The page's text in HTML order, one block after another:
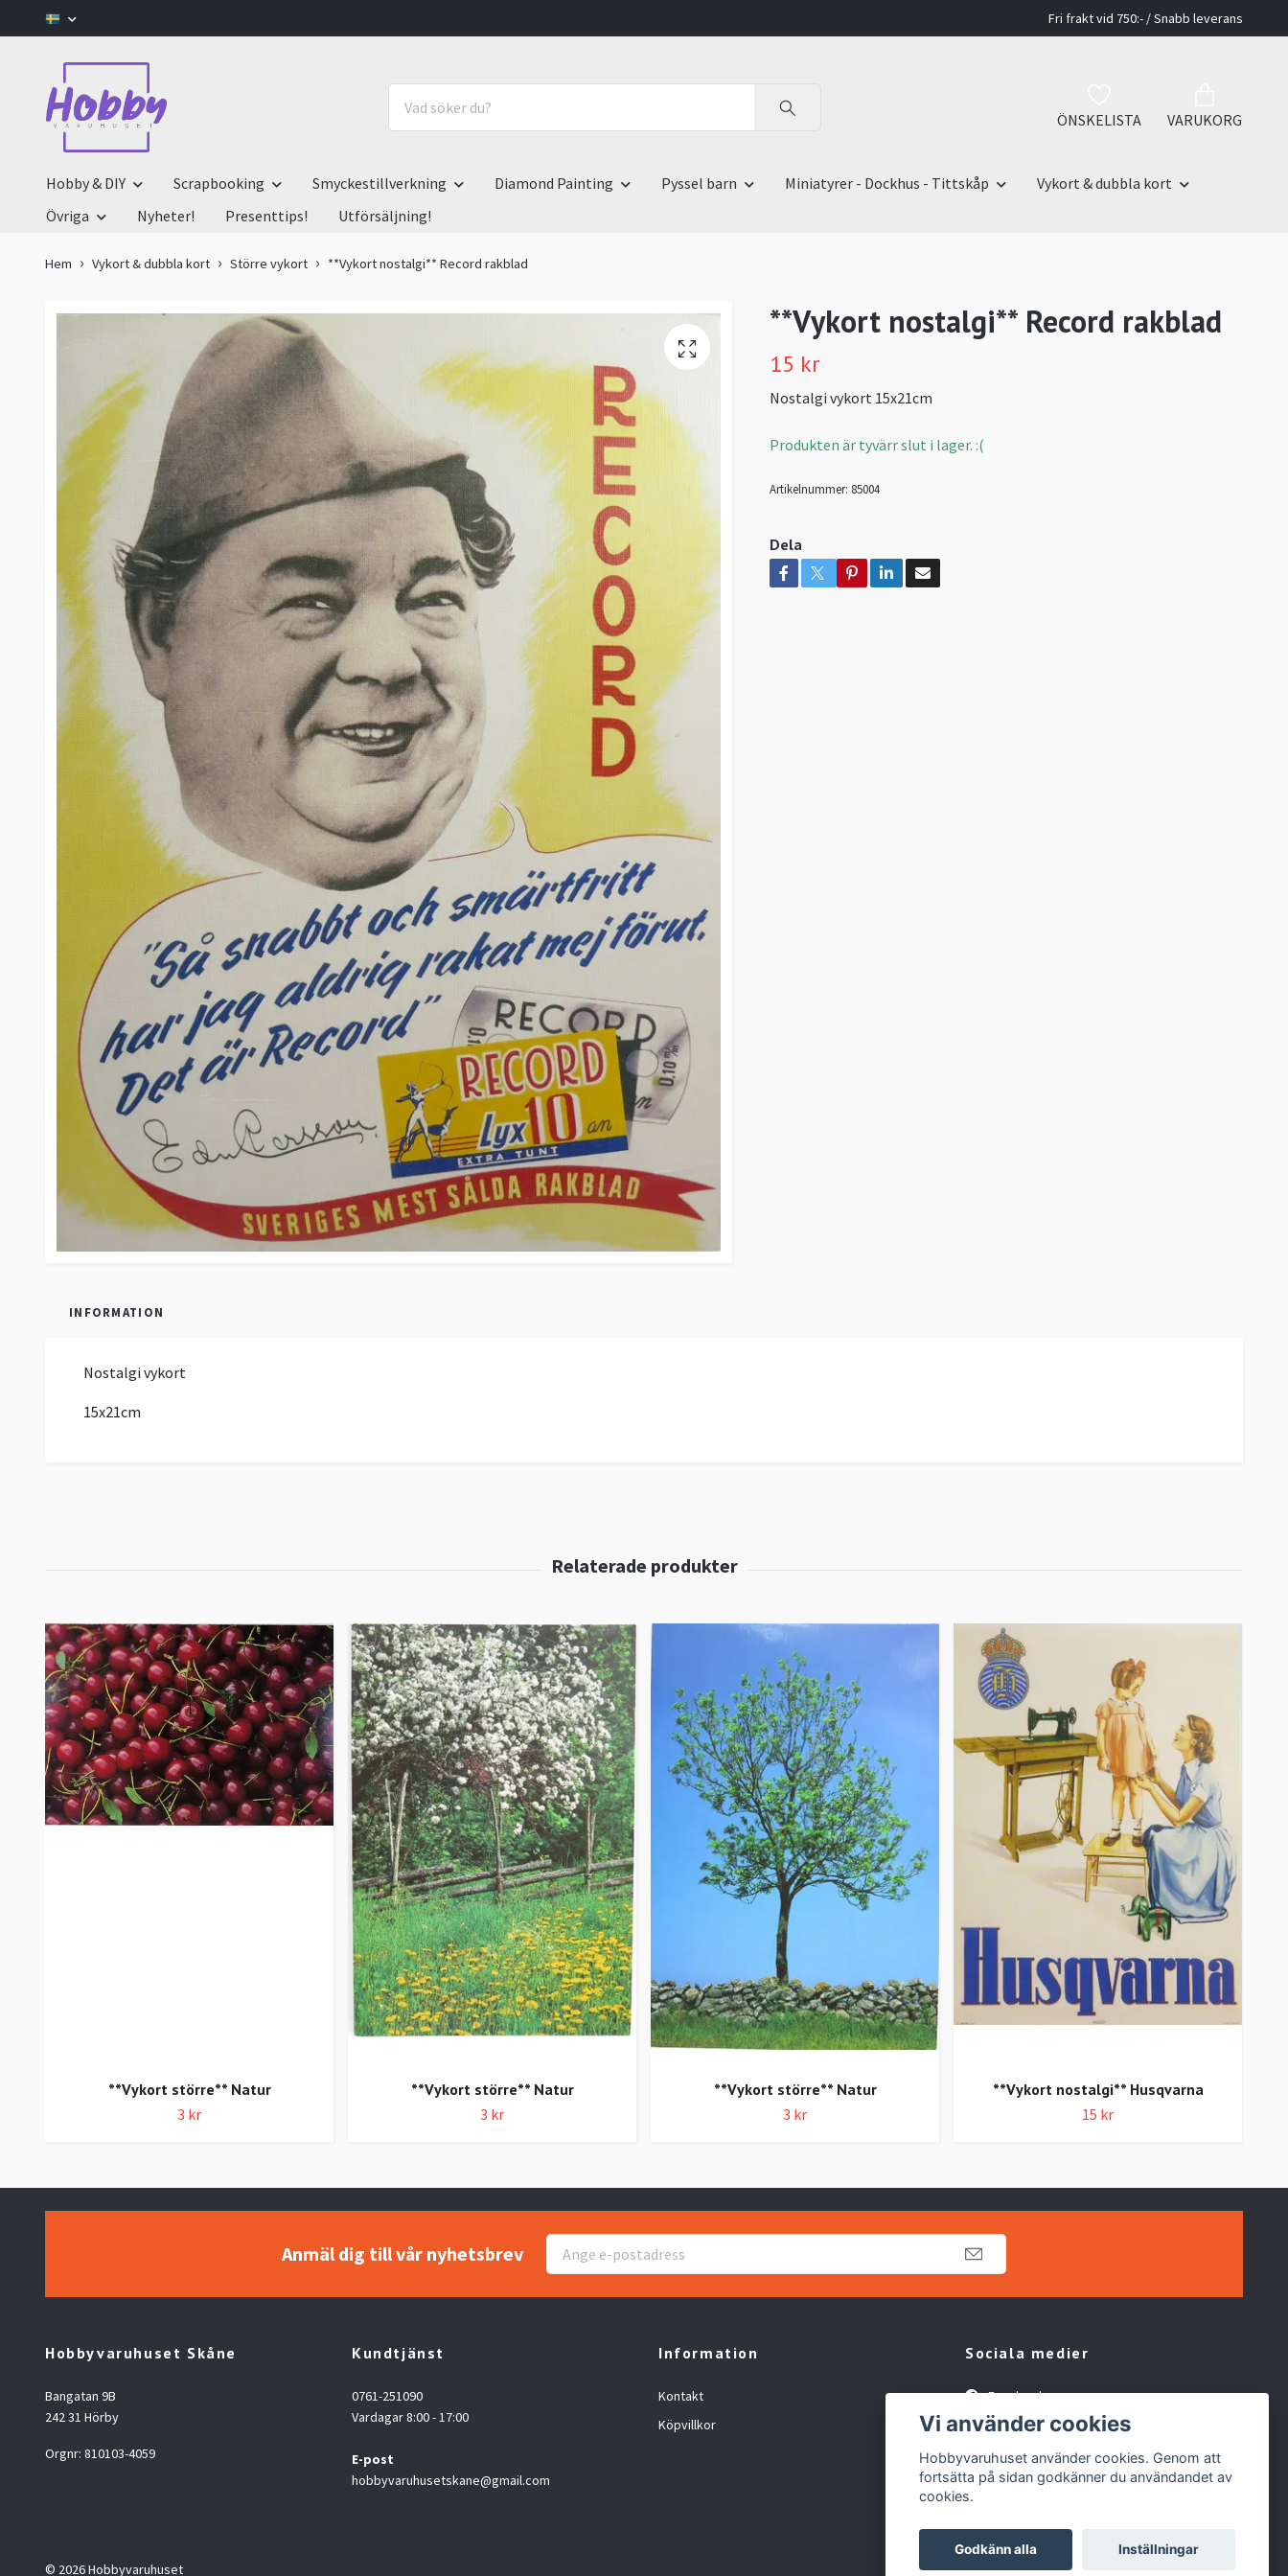
Fri frakt vid 750:- / Snabb leverans
ÖNSKELISTA VARUKORG
Hobby & DIY Scrapbooking Smyckestillverkning Diamond Painting Pyssel barn Miniatyrer - Dockhus - Tittskåp
Vykort & dubbla kort
Övriga
Nyheter! Presenttips! Utförsäljning!
Hem Vykort & dubbla kort Större vykort **Vykort nostalgi** Record rakblad
**Vykort nostalgi** Record rakblad
15 kr
Nostalgi vykort 15x21cm
Produkten är tyvärr slut i lager. :(
Artikelnummer: 85004
Dela
INFORMATION
Nostalgi vykort
15x21cm
**Vykort större** Natur
3 kr
**Vykort större** Natur
3 kr
**Vykort större** Natur
3 kr
**Vykort nostalgi** Husqvarna
15 kr
Anmäl dig till vår nyhetsbrev
Hobbyvaruhuset Skåne
Bangatan 9B
242 31 Hörby
Orgnr: 810103-4059
Kundtjänst
0761-251090
Vardagar 8:00 - 17:00
E-post
hobbyvaruhusetskane@gmail.com
Information
Kontakt
Köpvillkor
Sociala medier
Facebook
TikTok
© 2026 Hobbyvaruhuset
Vi använder cookies
Hobbyvaruhuset använder cookies. Genom att
fortsätta på sidan godkänner du användandet av
cookies.
Godkänn alla Inställningar